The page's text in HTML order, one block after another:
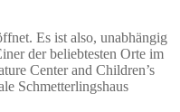
Es ist also, unabhängig
der beliebtesten Orte im
Center and Children’s
Schmetterlingshaus